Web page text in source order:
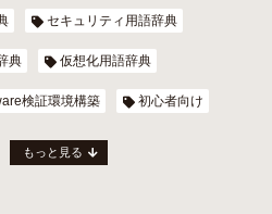
セキュリティ用語辞典
典 仮想化用語辞典
検証環境構築 初心者向け
もっと見る